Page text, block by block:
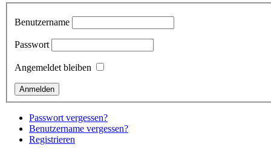
Benutzername
Passwort
Angemeldet bleiben
Passwort vergessen?
Benutzername vergessen?
Registrieren